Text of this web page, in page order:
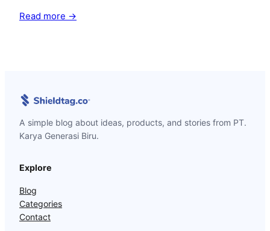
Read more →
A simple blog about ideas, products, and stories from PT.
Karya Generasi Biru.
Explore
Blog
Categories
Contact